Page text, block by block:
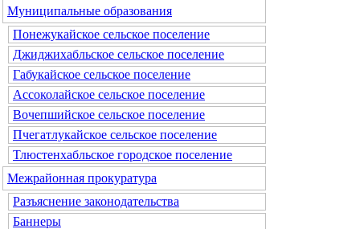
Муниципальные образования
Понежукайское сельское поселение
Джиджихабльское сельское поселение
Габукайское сельское поселение
Ассоколайское сельское поселение
Вочепшийское сельское поселение
Пчегатлукайское сельское поселение
Тлюстенхабльское городское поселение
Межрайонная прокуратура
Разъяснение законодательства
Баннеры